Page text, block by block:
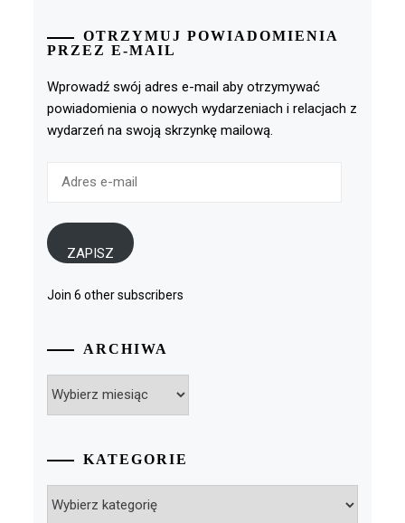
OTRZYMUJ POWIADOMIENIA
PRZEZ E-MAIL
Wprowadź swój adres e-mail aby otrzymywać
powiadomienia o nowych wydarzeniach i relacjach z
wydarzeń na swoją skrzynkę mailową.
ZAPISZ
Join 6 other subscribers
ARCHIWA
KATEGORIE